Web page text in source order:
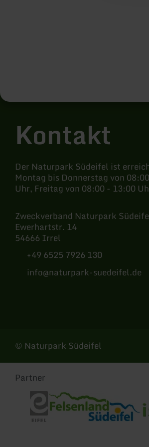
Kontakt
Der Naturpark Südeifel ist
Montag bis Donnerstag von
Uhr, Freitag von 08:00 - 13:00
Zweckverband Naturpark
Ewerhartstr. 14
54666 Irrel
+49 6525 7926 130
info@naturpark-suedeifel.de
© Naturpark Südeifel
Partner
Eifel Tourismus
Tourist-Information Felsenland